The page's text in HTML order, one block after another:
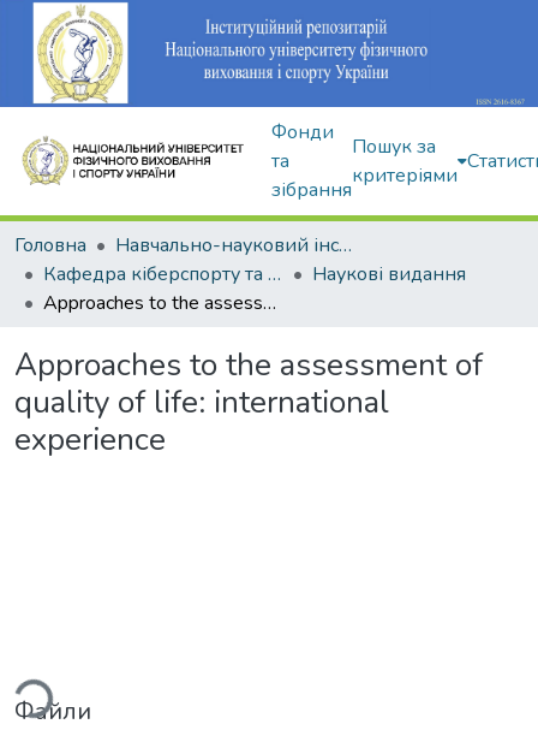
Фонди
та
зібрання
Пошук за
критеріями
Головна
Навчально-науковий інститут здоров'я, реабілітації та фізичного виховання
Кафедра кіберспорту та інформаційних технологій
Наукові видання
Approaches to the assessment of quality of life: international experience
Approaches to the assessment of
quality of life: international
experience
Файли